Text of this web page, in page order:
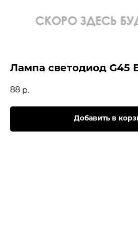
Лампа светодиод G45
88 р.
Добавить в